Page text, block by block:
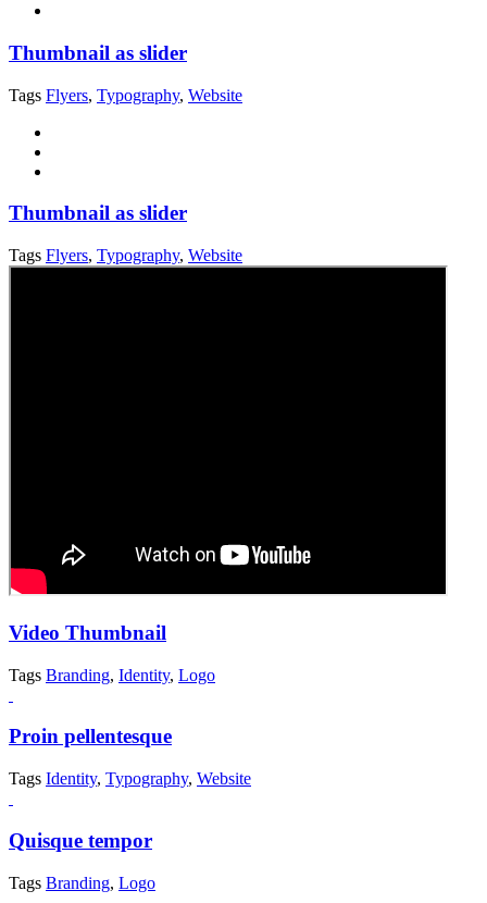
Thumbnail as slider
Tags Flyers, Typography, Website
Thumbnail as slider
Tags Flyers, Typography, Website
Video Thumbnail
Tags Branding, Identity, Logo
Proin pellentesque
Tags Identity, Typography, Website
Quisque tempor
Tags Branding, Logo